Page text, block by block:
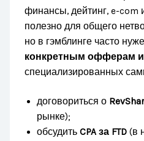
финансы, дейтинг, e-com
полезно для общего
но в гэмблинге часто
конкретным офферам
специализированных
договориться о
рынке);
обсудитьCPA за FTD (в